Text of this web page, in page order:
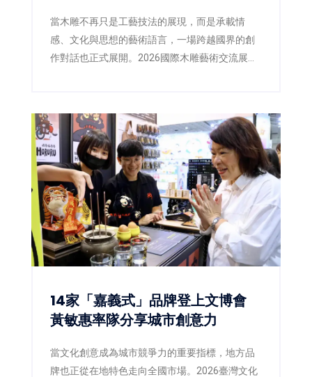
當木雕不再只是工藝技法的展現，而是承載情
感、文化與思想的藝術語言，一場跨越國界的創
作對話也正式展開。2026國際木雕藝術交流展即
英國及新加坡等5國、共40位藝術家齊聚展出，透
過不同文化背景與創作觀點，激盪出當代木雕藝
術的嶄新能量。同步登場的「2026臺灣國際木雕
競賽作品展」，也自67件參賽作品中精選45件入
選展出，並公布各類組得獎入圍名單，為年度木
雕藝術盛事揭開精彩序幕。
14家「嘉義式」品牌登上文博會
黃敏惠率隊分享城市創意力
當文化創意成為城市競爭力的重要指標，地方品
牌也正從在地特色走向全國市場。2026臺灣文化